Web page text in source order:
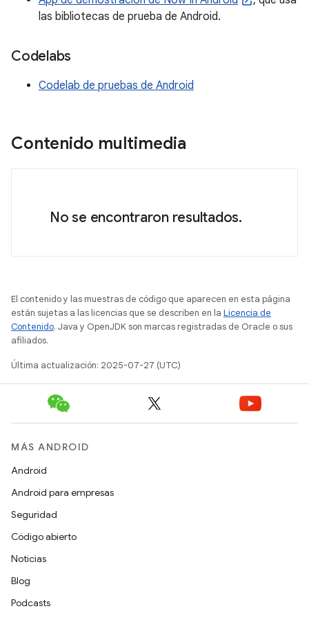
las bibliotecas de prueba de Android.
Codelabs
Codelab de pruebas de Android
Contenido multimedia
No se encontraron resultados.
El contenido y las muestras de código que aparecen en esta página
están sujetas a las licencias que se describen en la Licencia de
Contenido. Java y OpenJDK son marcas registradas de Oracle o sus
afiliados.
Última actualización: 2025-07-27 (UTC)
MÁS ANDROID
Android
Android para empresas
Seguridad
Código abierto
Noticias
Blog
Podcasts